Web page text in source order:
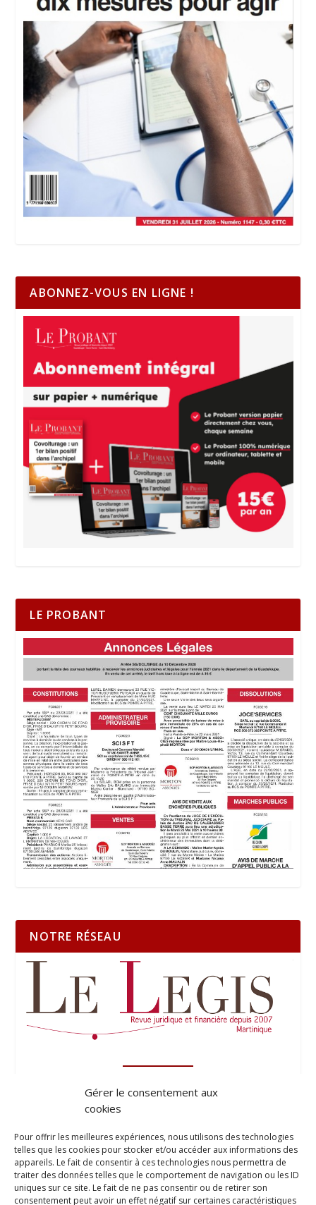
Gérer le consentement aux
cookies
Pour offrir les meilleures expériences, nous utilisons des technologies
telles que les cookies pour stocker et/ou accéder aux informations des
appareils. Le fait de consentir à ces technologies nous permettra de
traiter des données telles que le comportement de navigation ou les ID
uniques sur ce site. Le fait de ne pas consentir ou de retirer son
consentement peut avoir un effet négatif sur certaines caractéristiques
ABONNEZ-VOUS EN LIGNE !
LE PROBANT
NOTRE RÉSEAU